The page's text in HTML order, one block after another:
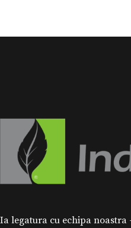
Ia legatura cu echipa noastra